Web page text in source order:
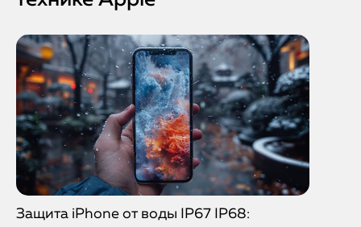
Защита iPhone от воды IP67 IP68: